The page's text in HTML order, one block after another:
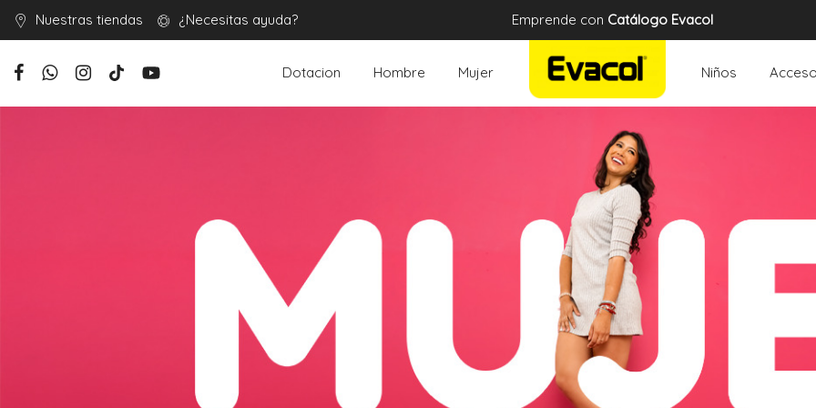
Nuestras tiendas ¿Necesitas ayuda? Emprende con Catálogo Evacol
Dotacion Hombre Mujer Niños